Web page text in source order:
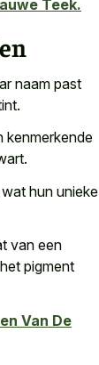
Teek.
naam past
kenmerkende
hun unieke
van een
pigment
Van De